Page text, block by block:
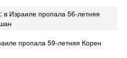
в Израиле пропала 56-летняя
пропала 59-летняя Корен